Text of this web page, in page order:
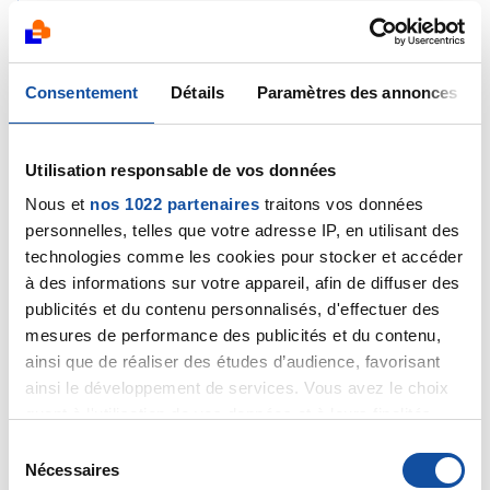
Consentement Détails Paramètres des annonces
Utilisation responsable de vos données
Nous et nos 1022 partenaires traitons vos données
personnelles, telles que votre adresse IP, en utilisant des
technologies comme les cookies pour stocker et accéder
à des informations sur votre appareil, afin de diffuser des
publicités et du contenu personnalisés, d'effectuer des
mesures de performance des publicités et du contenu,
ainsi que de réaliser des études d’audience, favorisant
ainsi le développement de services. Vous avez le choix
tout moment en consultant la Déclaration relative aux
Nécessaires
Isatam
29/11/2025 - 15:48
Je suis désolée de lire ces témoignages de
personnes décédées suite au COVID et peut être aux
vaccins...
Je connais moi, plusieurs personnes qui ont refusé les
vaccins et qui sont mortes du COVID,en pleine santé, à